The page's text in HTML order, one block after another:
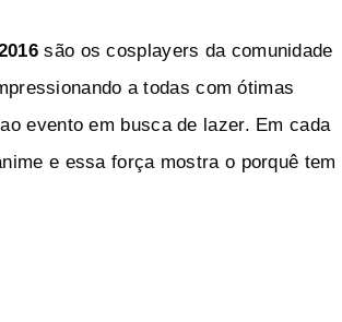
são os cosplayers da comunidade
a todas com ótimas
evento em busca de lazer. Em cada
e essa força mostra o porquê tem